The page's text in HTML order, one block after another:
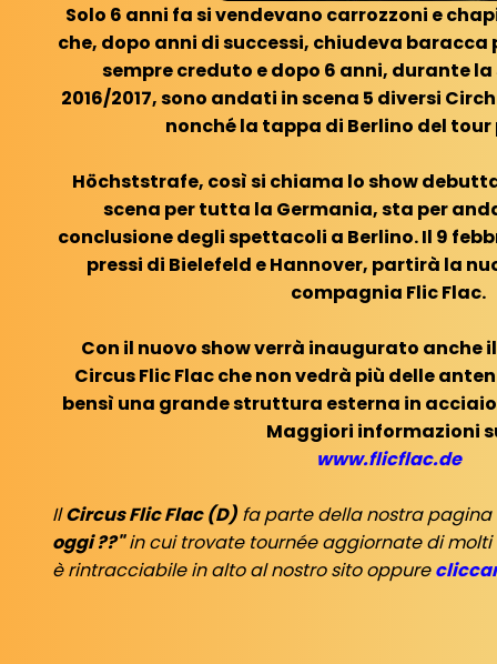
Solo 6 anni fa si vendevano carrozzoni e
che, dopo anni di successi, chiudeva
sempre creduto e dopo 6 anni, durante
2016/2017, sono andati in scena 5 diversi
nonché la tappa di Berlino del tour
Höchststrafe, così si chiama lo show
scena per tutta la Germania, sta per
conclusione degli spettacoli a Berlino. Il 9
pressi di Bielefeld e Hannover, partirà la
compagnia Flic Flac.
Con il nuovo show verrà inaugurato anche
Circus Flic Flac che non vedrà più delle
bensì una grande struttura esterna in
Maggiori informazioni
www.flicflac.de
IlCircus Flic Flac (D) fa parte della nostra pagina
oggi ??"in cui trovate tournée aggiornate di molti
è rintracciabile in alto al nostro sito oppure